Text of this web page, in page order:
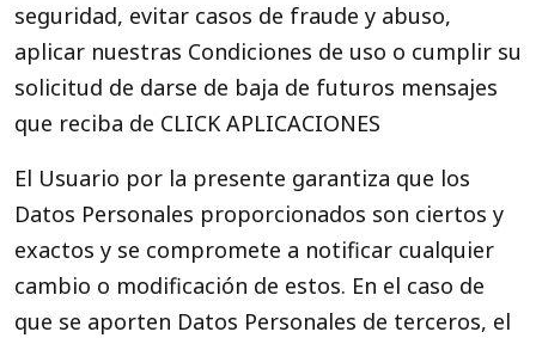
seguridad, evitar casos de fraude y abuso,
aplicar nuestras Condiciones de uso o cumplir su
solicitud de darse de baja de futuros mensajes
que reciba de CLICK APLICACIONES
El Usuario por la presente garantiza que los
Datos Personales proporcionados son ciertos y
exactos y se compromete a notificar cualquier
cambio o modificación de estos. En el caso de
que se aporten Datos Personales de terceros, el